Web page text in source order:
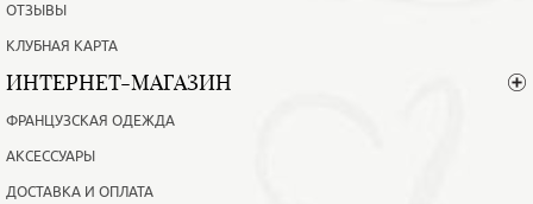
ОТЗЫВЫ
КЛУБНАЯ КАРТА
ИНТЕРНЕТ-МАГАЗИН
ФРАНЦУЗСКАЯ ОДЕЖДА
АКСЕССУАРЫ
ДОСТАВКА И ОПЛАТА